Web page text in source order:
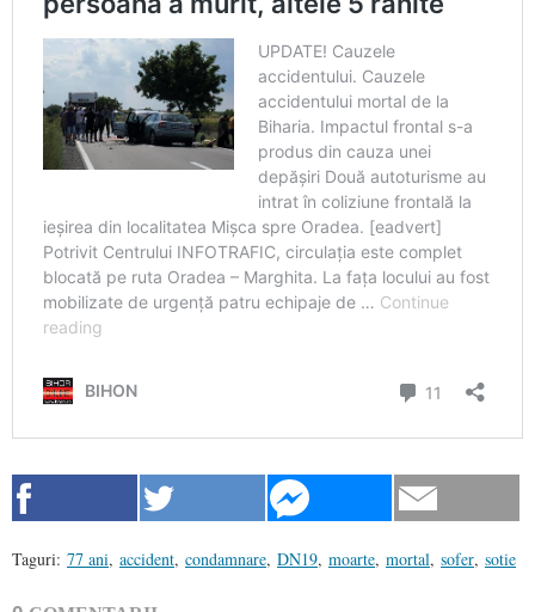
Taguri: 77 ani, accident, condamnare, DN19, moarte, mortal, sofer, sotie